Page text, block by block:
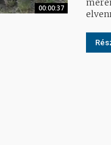
00:00:37